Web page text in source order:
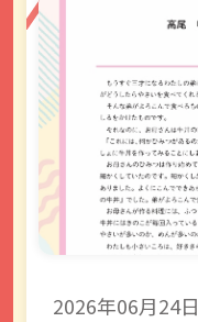
2026年06月24日